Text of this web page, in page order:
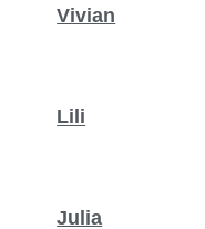
Vivian
Lili
Julia